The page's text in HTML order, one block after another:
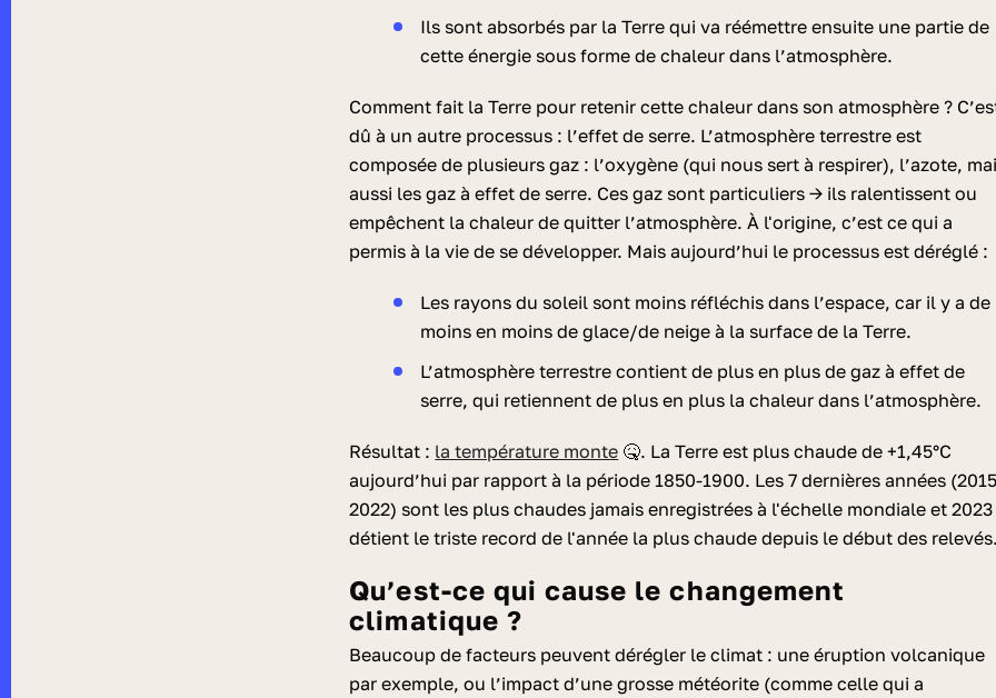
Ils sont absorbés par la Terre qui va réémettre ensuite une partie de
cette énergie sous forme de chaleur dans l’atmosphère.
Comment fait la Terre pour retenir cette chaleur dans son atmosphère ?
dû à un autre processus : l’effet de serre. L’atmosphère terrestre est
composée de plusieurs gaz : l’oxygène (qui nous sert à respirer), l’azote,
aussi les gaz à effet de serre. Ces gaz sont particuliers → ils ralentissent ou
empêchent la chaleur de quitter l’atmosphère. À l'origine, c’est ce qui a
permis à la vie de se développer. Mais aujourd’hui le processus est déréglé :
Les rayons du soleil sont moins réfléchis dans l’espace, car il y a de
moins en moins de glace/de neige à la surface de la Terre.
L’atmosphère terrestre contient de plus en plus de gaz à effet de
serre, qui retiennent de plus en plus la chaleur dans l’atmosphère.
Résultat : la température monte 🤒. La Terre est plus chaude de +1,45°C
aujourd’hui par rapport à la période 1850-1900. Les 7 dernières années
2022) sont les plus chaudes jamais enregistrées à l'échelle mondiale et 2023
détient le triste record de l'année la plus chaude depuis le début des
Qu’est-ce qui cause le changement
climatique ?
Beaucoup de facteurs peuvent dérégler le climat : une éruption volcanique
par exemple, ou l’impact d’une grosse météorite (comme celle qui a